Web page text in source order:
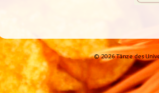
© 2026 Tänze des